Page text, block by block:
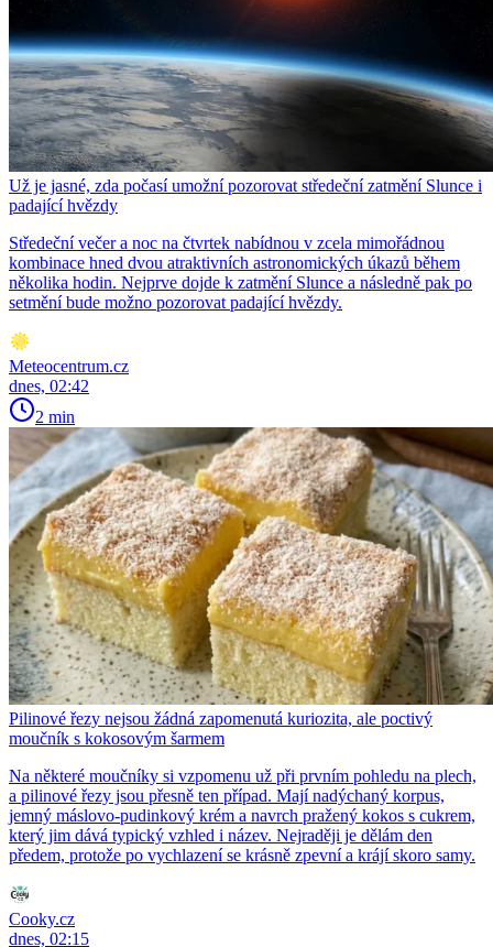
Už je jasné, zda počasí umožní pozorovat středeční zatmění Slunce i
padající hvězdy
Středeční večer a noc na čtvrtek nabídnou v zcela mimořádnou
kombinace hned dvou atraktivních astronomických úkazů během
několika hodin. Nejprve dojde k zatmění Slunce a následně pak po
setmění bude možno pozorovat padající hvězdy.
Meteocentrum.cz
dnes, 02:42
2 min
Pilinové řezy nejsou žádná zapomenutá kuriozita, ale poctivý
moučník s kokosovým šarmem
Na některé moučníky si vzpomenu už při prvním pohledu na plech,
a pilinové řezy jsou přesně ten případ. Mají nadýchaný korpus,
jemný máslovo-pudinkový krém a navrch pražený kokos s cukrem,
který jim dává typický vzhled i název. Nejraději je dělám den
předem, protože po vychlazení se krásně zpevní a krájí skoro samy.
Cooky.cz
dnes, 02:15